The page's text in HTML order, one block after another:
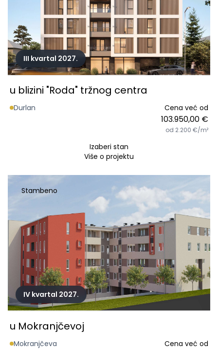
III kvartal 2027.
u blizini "Roda" tržnog centra
Durlan Cena već od
103.950,00 €
od 2.200 €/m²
Izaberi stan
Više o projektu
Stambeno
IV kvartal 2027.
u Mokranjčevoj
Mokranjčeva Cena već od